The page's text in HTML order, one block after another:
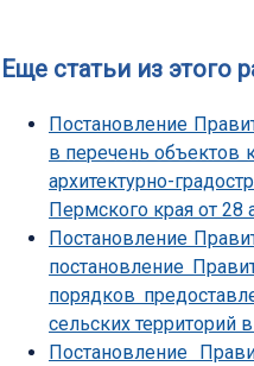
Еще статьи из этого
Постановление
в перечень объектов
архитектурно-
Пермского края от 28
Постановление
постановление
порядков
сельских территорий
Постановление